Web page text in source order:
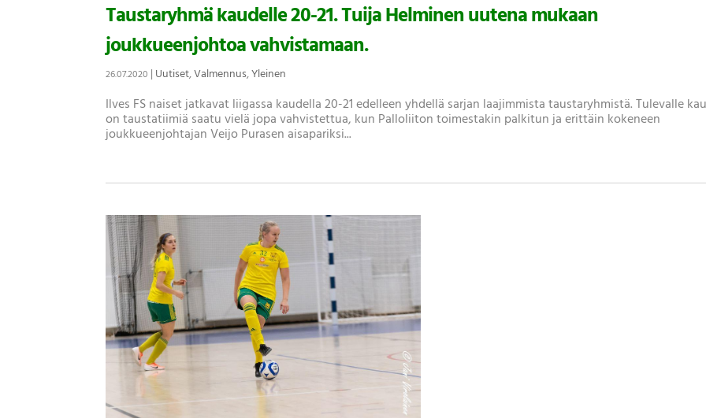
Taustaryhmä kaudelle 20-21. Tuija Helminen uutena mukaan
joukkueenjohtoa vahvistamaan.
26.07.2020 | Uutiset,Valmennus,Yleinen
Ilves FS naiset jatkavat liigassa kaudella 20-21 edelleen yhdellä sarjan laajimmista taustaryhmistä. Tulevalle
on taustatiimiä saatu vielä jopa vahvistettua, kun Palloliiton toimestakin palkitun ja erittäin kokeneen
joukkueenjohtajan Veijo Purasen aisapariksi...